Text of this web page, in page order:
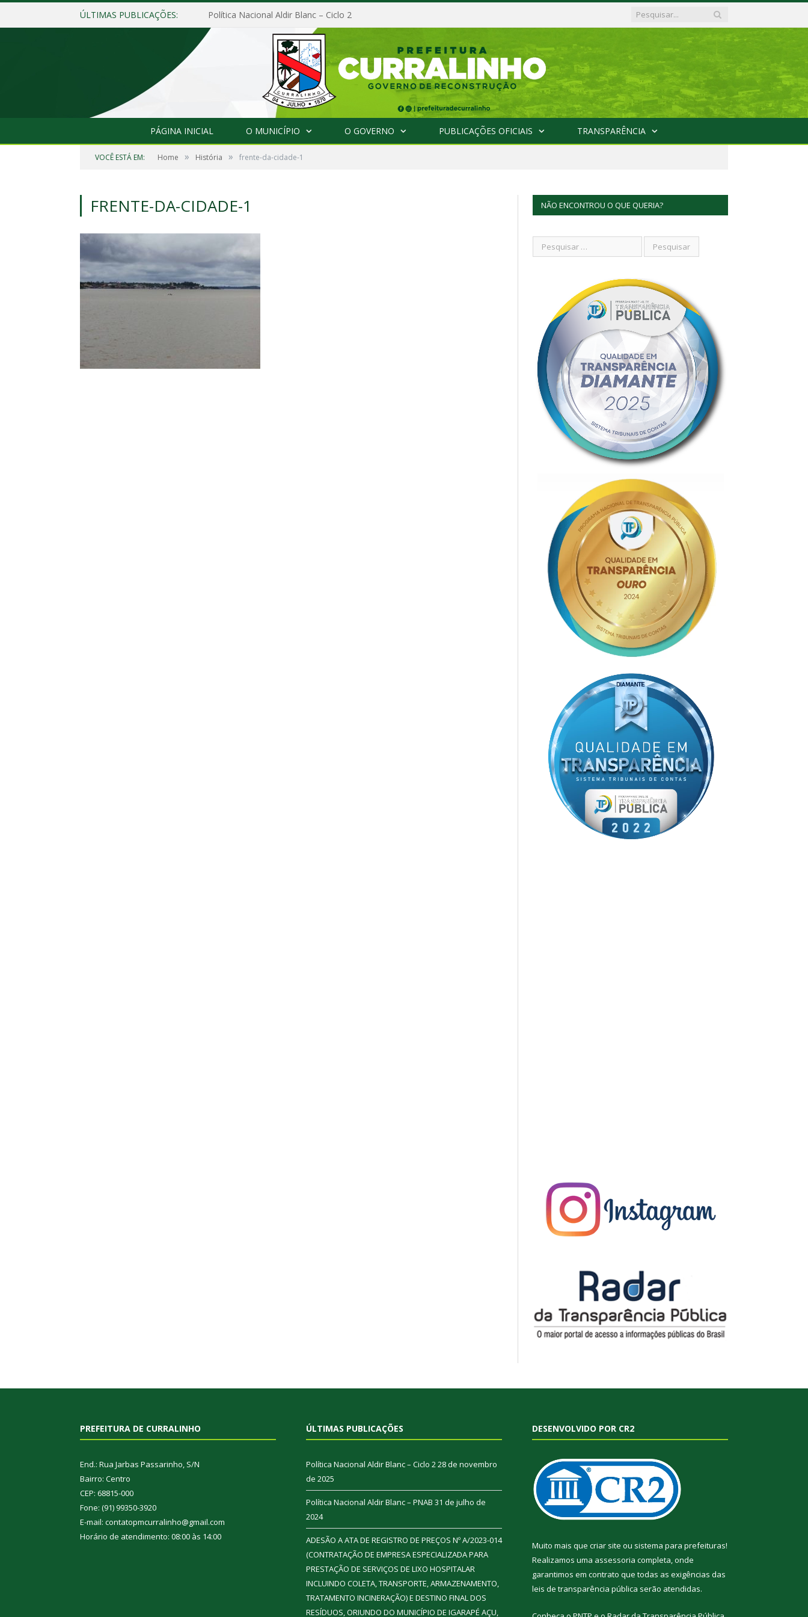
ÚLTIMAS PUBLICAÇÕES: Política Nacional Aldir Blanc – Ciclo 2
PÁGINA INICIAL O MUNICÍPIO O GOVERNO PUBLICAÇÕES OFICIAIS TRANSPARÊNCIA
VOCÊ ESTÁ EM: Home » História » frente-da-cidade-1
FRENTE-DA-CIDADE-1 NÃO ENCONTROU O QUE QUERIA?
PREFEITURA DE CURRALINHO
End.: Rua Jarbas Passarinho, S/N
Bairro: Centro
CEP: 68815-000
Fone: (91) 99350-3920
E-mail: contatopmcurralinho@gmail.com
Horário de atendimento: 08:00 às 14:00
ÚLTIMAS PUBLICAÇÕES
Política Nacional Aldir Blanc – Ciclo 228 de novembro
de 2025
Política Nacional Aldir Blanc – PNAB 31 de julho de
2024
ADESÃO A ATA DE REGISTRO DE PREÇOS Nº A/2023-014
(CONTRATAÇÃO DE EMPRESA ESPECIALIZADA PARA
PRESTAÇÃO DE SERVIÇOS DE LIXO HOSPITALAR
INCLUINDO COLETA, TRANSPORTE, ARMAZENAMENTO,
TRATAMENTO INCINERAÇÃO) E DESTINO FINAL DOS
RESÍDUOS, ORIUNDO DO MUNICÍPIO DE IGARAPÉ AÇU,
DESENVOLVIDO POR CR2
Muito mais que criar site ou sistema para prefeituras!
Realizamos uma assessoria completa, onde
garantimos em contrato que todas as exigências das
leis de transparência pública serão atendidas.